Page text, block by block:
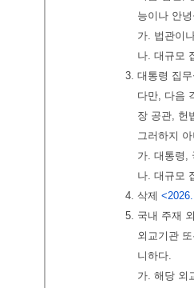
능이나 안
가. 법관이
나. 대규모
3. 대통령 집
다만, 다음
장 공관, 헌
그러하지
가. 대통령,
나. 대규모
4. 삭제
5. 국내 주재
외교기관
니하다.
가. 해당 외